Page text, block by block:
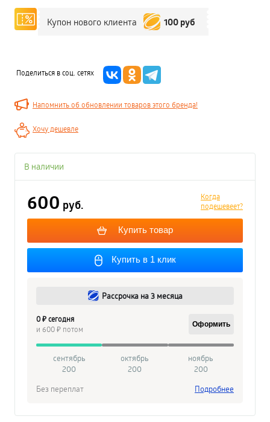
Купон нового клиента 100 руб
Поделиться в соц. сетях
Напомнить об обновлении товаров этого бренда!
Хочу дешевле
В наличии
Когда
подешевеет?
600 руб.
Купить товар
Купить в 1 клик
Рассрочка на 3 месяца
0 ₽ сегодня
и 600 ₽ потом
Оформить
сентябрь
200
октябрь
200
ноябрь
200
Без переплат
Подробнее